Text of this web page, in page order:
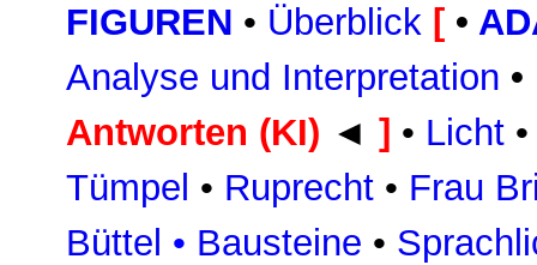
FIGUREN • Überblick [ •
Analyse und Interpretation •
Antworten (KI) ◄ ] • Licht •
Tümpel • Ruprecht • Frau
Büttel • Bausteine •